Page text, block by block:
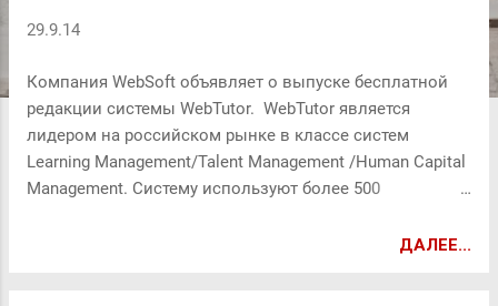
29.9.14
Компания WebSoft объявляет о выпуске бесплатной
редакции системы WebTutor. WebTutor является
лидером на российском рынке в классе систем
Learning Management/Talent Management /Human Capital
Management. Систему используют более 500
Газпромбанк, Ростелеком, М-Видео, Альфа-Банк,ДАЛЕЕ...